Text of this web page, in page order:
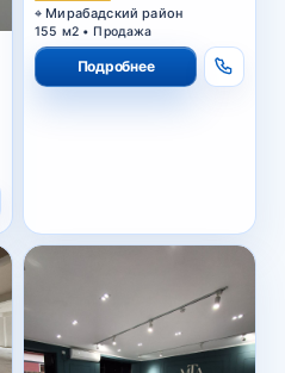
Мирабадский район
155 м2 • Продажа
Подробнее